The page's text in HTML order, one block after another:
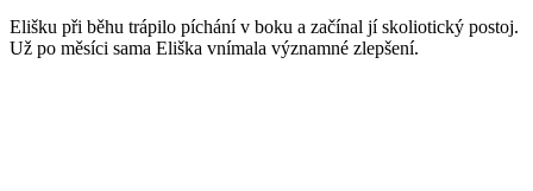
Elišku při běhu trápilo píchání v boku a začínal jí skoliotický postoj.
Už po měsíci sama Eliška vnímala významné zlepšení.